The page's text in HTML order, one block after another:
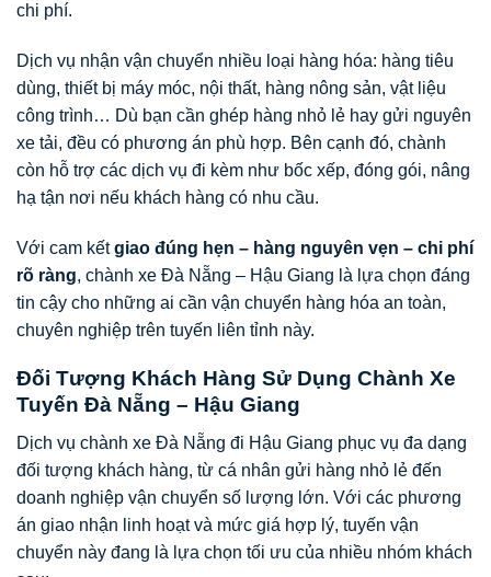
chi phí.
Dịch vụ nhận vận chuyển nhiều loại hàng hóa: hàng tiêu
dùng, thiết bị máy móc, nội thất, hàng nông sản, vật liệu
công trình… Dù bạn cần ghép hàng nhỏ lẻ hay gửi nguyên
xe tải, đều có phương án phù hợp. Bên cạnh đó, chành
còn hỗ trợ các dịch vụ đi kèm như bốc xếp, đóng gói, nâng
hạ tận nơi nếu khách hàng có nhu cầu.
Với cam kếtgiao đúng hẹn – hàng nguyên vẹn – chi phí
rõ ràng, chành xe Đà Nẵng – Hậu Giang là lựa chọn đáng
tin cậy cho những ai cần vận chuyển hàng hóa an toàn,
chuyên nghiệp trên tuyến liên tỉnh này.
Đối Tượng Khách Hàng Sử Dụng Chành Xe
Tuyến Đà Nẵng – Hậu Giang
Dịch vụ chành xe Đà Nẵng đi Hậu Giang phục vụ đa dạng
đối tượng khách hàng, từ cá nhân gửi hàng nhỏ lẻ đến
doanh nghiệp vận chuyển số lượng lớn. Với các phương
án giao nhận linh hoạt và mức giá hợp lý, tuyến vận
chuyển này đang là lựa chọn tối ưu của nhiều nhóm khách